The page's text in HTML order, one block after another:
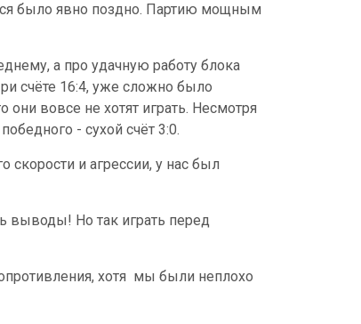
было явно поздно. Партию мощным
а про удачную работу блока
счёте 16:4, уже сложно было
они вовсе не хотят играть. Несмотря
- сухой счёт 3:0.
и агрессии, у нас был
выводы! Но так играть перед
хотя мы были неплохо